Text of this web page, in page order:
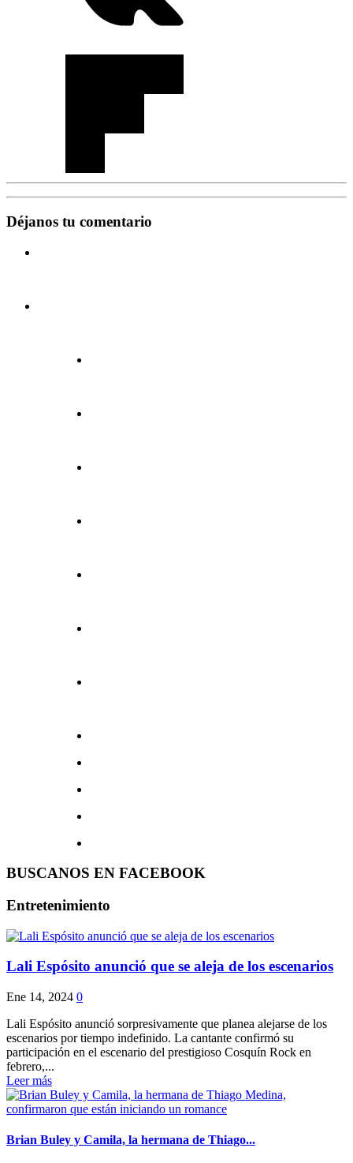
Déjanos tu comentario
BUSCANOS EN FACEBOOK
Entretenimiento
Lali Espósito anunció que se aleja de los escenarios
Ene 14, 2024 0
Lali Espósito anunció sorpresivamente que planea alejarse de los
escenarios por tiempo indefinido. La cantante confirmó su
participación en el escenario del prestigioso Cosquín Rock en
febrero,...
Leer más
Brian Buley y Camila, la hermana de Thiago...